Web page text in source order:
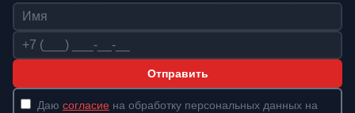
Имя
Телефон
Отправить
Даю согласие на обработку персональных данных на